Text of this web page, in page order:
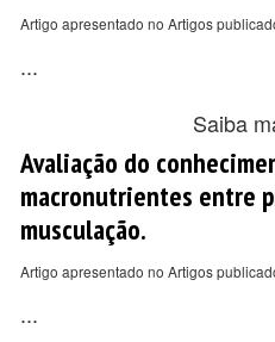
Artigo apresentado no Artigos
...
Saiba
Avaliação do
macronutrientes entre
musculação.
Artigo apresentado no Artigos
...